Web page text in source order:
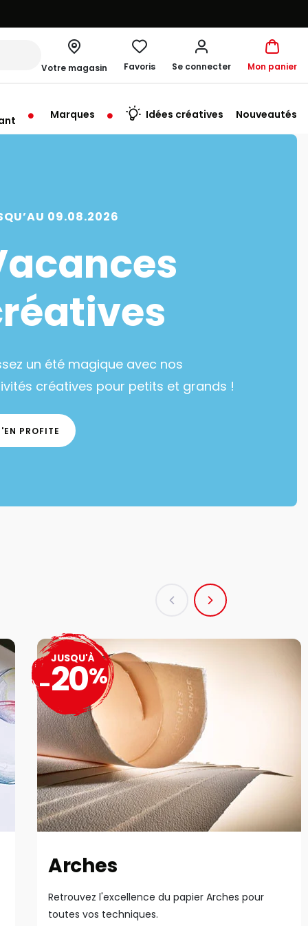
Votre magasin
à 10:00
Favoris Se connecter Mon panier
Marques Idées créatives Nouveautés
09.08.2026
un été magique avec nos
créatives pour petits et grands !
PROFITE
Arches
Retrouvez l'excellence du papier Arches pour
toutes vos techniques.
JUSQU'À
-20%